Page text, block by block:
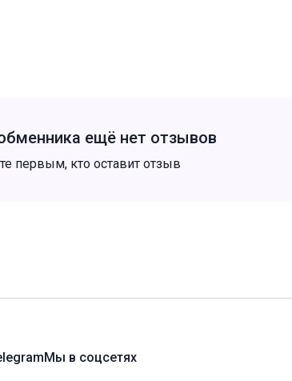
ещё нет отзывов
первым, кто оставит отзыв
Мы в соцсетях